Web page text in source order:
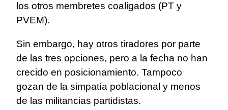
los otros membretes coaligados (PT y
PVEM).
Sin embargo, hay otros tiradores por parte
de las tres opciones, pero a la fecha no han
crecido en posicionamiento. Tampoco
gozan de la simpatía poblacional y menos
de las militancias partidistas.